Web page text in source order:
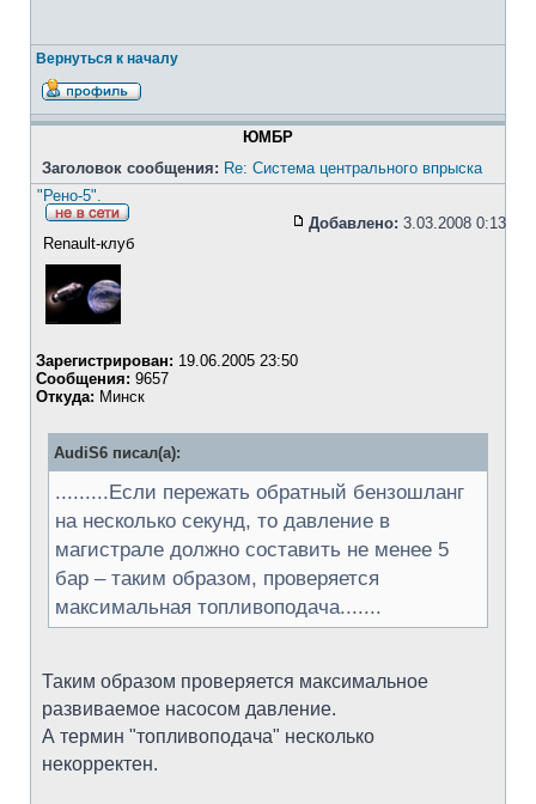
Вернуться к началу
ЮМБР
Заголовок сообщения: Re: Система центрального впрыска
"Рено-5".
Добавлено: 3.03.2008 0:13
Renault-клуб
Зарегистрирован: 19.06.2005 23:50
Сообщения: 9657
Откуда: Минск
AudiS6 писал(а):
.........Если пережать обратный бензошланг
на несколько секунд, то давление в
магистрале должно составить не менее 5
бар – таким образом, проверяется
максимальная топливоподача.......
Таким образом проверяется максимальное
развиваемое насосом давление.
А термин "топливоподача" несколько
некорректен.